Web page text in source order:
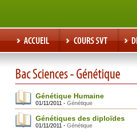
Bac Sciences - Génétique
Génétique Humaine
01/11/2011 - Génétique
Génétiques des diploïdes
01/11/2011 - Génétique